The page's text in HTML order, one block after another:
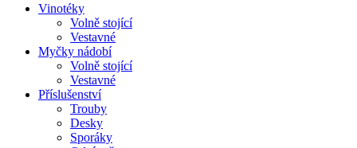
Vinotéky
Volně stojící
Vestavné
Myčky nádobí
Volně stojící
Vestavné
Příslušenství
Trouby
Desky
Sporáky